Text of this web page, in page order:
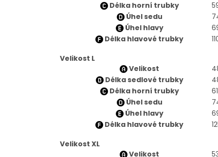
Délka horní trubky
Úhel sedu
Úhel hlavy
Délka hlavové trubky
Velikost L
Velikost
Délka sedlové trubky
Délka horní trubky
Úhel sedu
Úhel hlavy
Délka hlavové trubky
Velikost XL
Velikost